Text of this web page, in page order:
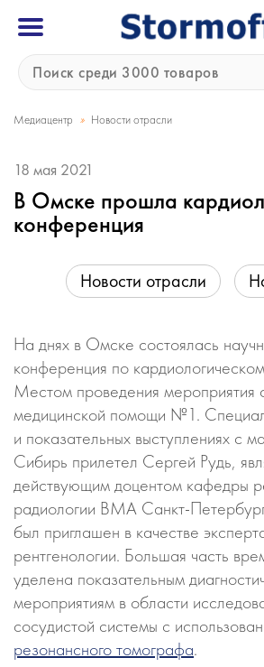
Медиацентр » Новости отрасли
18 мая 2021
В Омске прошла
конференция
Новости отрасли
На днях в Омске состоялась
конференция по
Местом проведения мероприятия
медицинской помощи №1.
и показательных выступлениях с
Сибирь прилетел Сергей Рудь,
действующим доцентом кафедры
радиологии ВМА Санкт-
был приглашен в качестве
рентгенологии. Большая часть
уделена показательным
мероприятиям в области
сосудистой системы с
резонансного томографа.